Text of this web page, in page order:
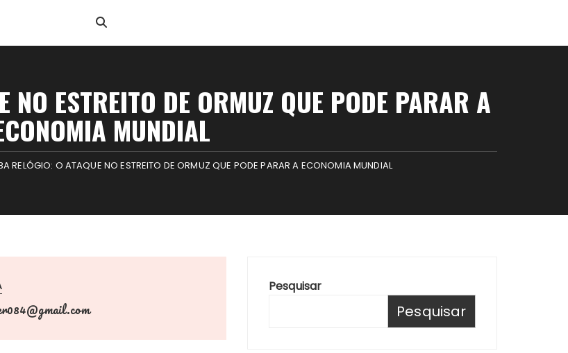
NO ESTREITO DE ORMUZ QUE PODE PARAR A
MUNDIAL
RELÓGIO: O ATAQUE NO ESTREITO DE ORMUZ QUE PODE PARAR A ECONOMIA MUNDIAL
Pesquisar
Pesquisar